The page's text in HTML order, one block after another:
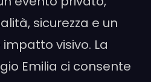
sicurezza e un
visivo. La
Emilia ci consente